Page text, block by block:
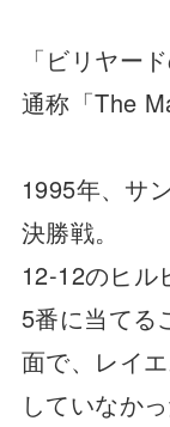
「ビリヤー
通称「The
1995年、サ
決勝戦。
12-12のヒル
5番に当てる
面で、レイ
していなか